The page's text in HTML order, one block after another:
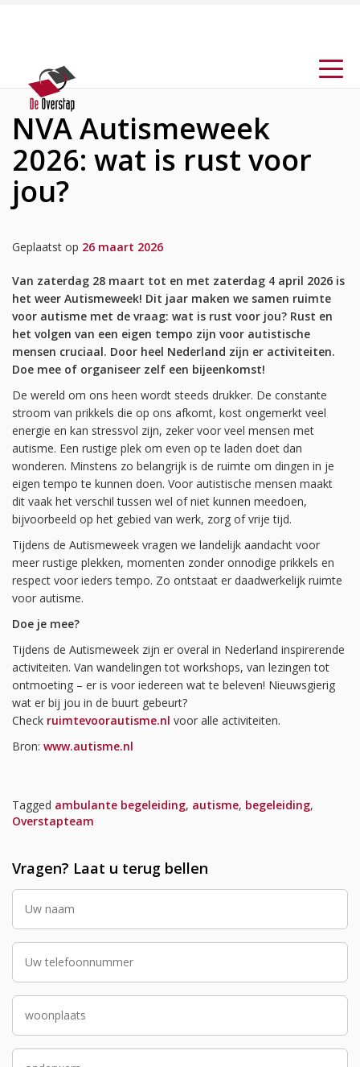
NVA Autismeweek
2026: wat is rust voor
jou?
Geplaatst op 26 maart 2026
Van zaterdag 28 maart tot en met zaterdag 4 april 2026 is
het weer Autismeweek! Dit jaar maken we samen ruimte
voor autisme met de vraag: wat is rust voor jou? Rust en
het volgen van een eigen tempo zijn voor autistische
mensen cruciaal. Door heel Nederland zijn er activiteiten.
Doe mee of organiseer zelf een bijeenkomst!
De wereld om ons heen wordt steeds drukker. De constante
stroom van prikkels die op ons afkomt, kost ongemerkt veel
energie en kan stressvol zijn, zeker voor veel mensen met
autisme. Een rustige plek om even op te laden doet dan
wonderen. Minstens zo belangrijk is de ruimte om dingen in je
eigen tempo te kunnen doen. Voor autistische mensen maakt
dit vaak het verschil tussen wel of niet kunnen meedoen,
bijvoorbeeld op het gebied van werk, zorg of vrije tijd.
Tijdens de Autismeweek vragen we landelijk aandacht voor
meer rustige plekken, momenten zonder onnodige prikkels en
respect voor ieders tempo. Zo ontstaat er daadwerkelijk ruimte
voor autisme.
Doe je mee?
Tijdens de Autismeweek zijn er overal in Nederland inspirerende
activiteiten. Van wandelingen tot workshops, van lezingen tot
ontmoeting – er is voor iedereen wat te beleven! Nieuwsgierig
wat er bij jou in de buurt gebeurt?
Check ruimtevoorautisme.nl voor alle activiteiten.
Bron: www.autisme.nl
Tagged ambulante begeleiding, autisme, begeleiding,
Overstapteam
Vragen? Laat u terug bellen